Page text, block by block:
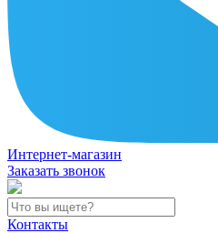
Интернет-магазин
Заказать звонок
Контакты